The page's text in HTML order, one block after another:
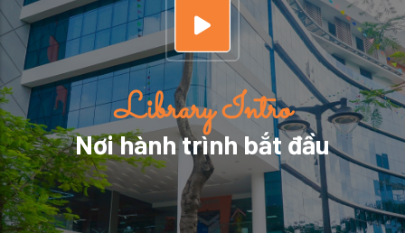
Library Intro
Nơi hành trình bắt đầu